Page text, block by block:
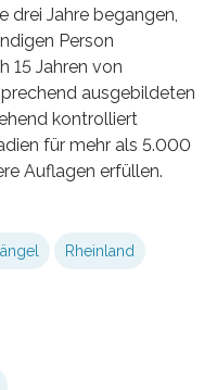
drei Jahre begangen,
Person
15 Jahren von
ausgebildeten
kontrolliert
für mehr als 5.000
Auflagen erfüllen.
Rheinland